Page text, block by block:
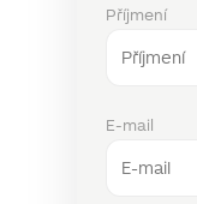
Příjmení
E-mail